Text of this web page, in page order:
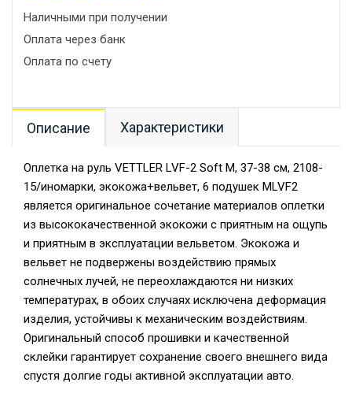
Наличными при получении
Оплата через банк
Оплата по счету
Описание Характеристики
Оплетка на руль VETTLER LVF-2 Soft M, 37-38 см, 2108-
15/иномарки, экокожа+вельвет, 6 подушек MLVF2
является оригинальное сочетание материалов оплетки
из высококачественной экокожи с приятным на ощупь
и приятным в эксплуатации вельветом. Экокожа и
вельвет не подвержены воздействию прямых
солнечных лучей, не переохлаждаются ни низких
температурах, в обоих случаях исключена деформация
изделия, устойчивы к механическим воздействиям.
Оригинальный способ прошивки и качественной
склейки гарантирует сохранение своего внешнего вида
спустя долгие годы активной эксплуатации авто.